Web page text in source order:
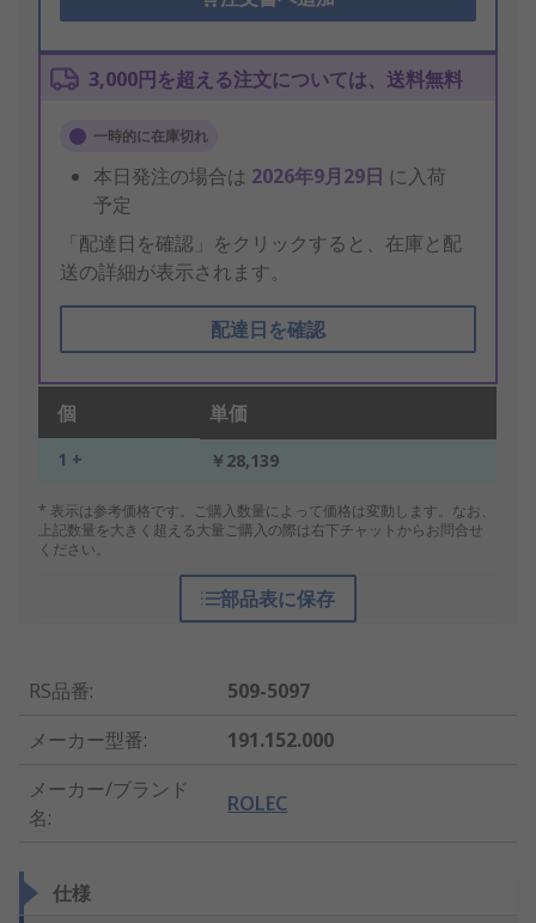
3,000円を超える注文については、送料無料
一時的に在庫切れ
本日発注の場合は 2026年9月29日 に入荷
予定
「配達日を確認」をクリックすると、在庫と配
送の詳細が表示されます。
配達日を確認
個 単価
1 + ￥28,139
* 表示は参考価格です。ご購入数量によって価格は変動します。なお、
上記数量を大きく超える大量ご購入の際は右下チャットからお問合せ
ください。
部品表に保存
RS品番:
509-5097
メーカー型番:
191.152.000
メーカー/ブランド
名:
ROLEC
仕様